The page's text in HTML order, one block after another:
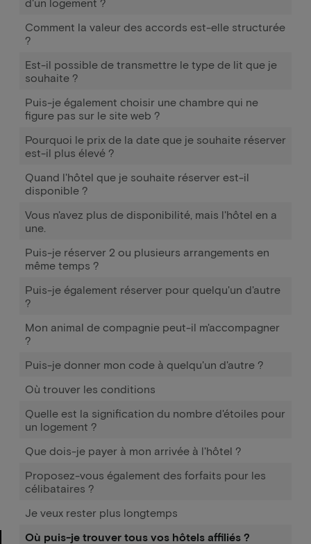
Comment la valeur des accords est-elle structurée
?
Est-il possible de transmettre le type de lit que je
souhaite ?
Puis-je également choisir une chambre qui ne
figure pas sur le site web ?
Pourquoi le prix de la date que je souhaite réserver
est-il plus élevé ?
Quand l'hôtel que je souhaite réserver est-il
disponible ?
Vous n'avez plus de disponibilité, mais l'hôtel en a
une.
Puis-je réserver 2 ou plusieurs arrangements en
même temps ?
Puis-je également réserver pour quelqu'un d'autre
?
Mon animal de compagnie peut-il m'accompagner
?
Puis-je donner mon code à quelqu'un d'autre ?
Où trouver les conditions
Quelle est la signification du nombre d'étoiles pour
un logement ?
Que dois-je payer à mon arrivée à l'hôtel ?
Proposez-vous également des forfaits pour les
célibataires ?
Je veux rester plus longtemps
Où puis-je trouver tous vos hôtels affiliés ?